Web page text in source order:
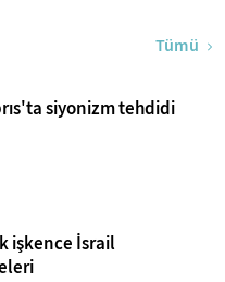
Tümü
siyonizm tehdidi
işkence İsrail